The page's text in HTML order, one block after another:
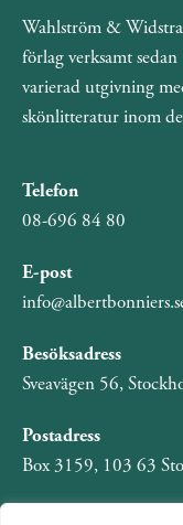
Wahlström &
förlag verksamt
varierad utgivning
skönlitteratur inom
Telefon
08-696 84 80
E-post
Besöksadress
Sveavägen 56,
Postadress
Box 3159, 103 63